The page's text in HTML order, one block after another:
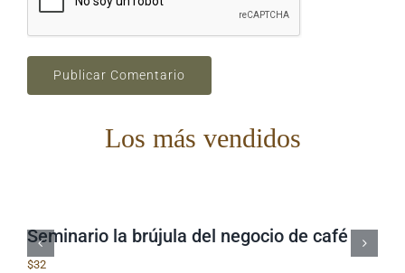
Los más vendidos
Seminario la brújula del negocio de café
$32